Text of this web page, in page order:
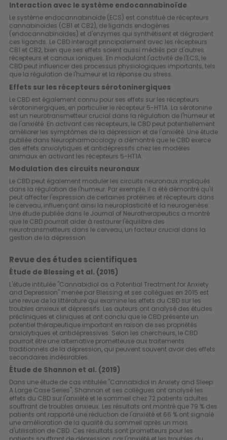
Interaction avec le système endocannabinoïde
Le système endocannabinoïde (ECS) est constitué de récepteurs
cannabinoïdes (CB1 et CB2), de ligands endogènes
(endocannabinoïdes) et d'enzymes qui synthétisent et dégradent
ces ligands. Le CBD interagit principalement avec les récepteurs
CB1 et CB2, bien que ses effets soient aussi médiés par d'autres
récepteurs et canaux ioniques. En modulant l'activité de l'ECS, le
CBD peut influencer des processus physiologiques importants, tels
que la régulation de l'humeur et la réponse au stress.
Effets sur les récepteurs sérotoninergiques
Le CBD est également connu pour ses effets sur les récepteurs
sérotoninergiques, en particulier le récepteur 5-HT1A. La sérotonine
est un neurotransmetteur crucial dans la régulation de l'humeur et
de l'anxiété. En activant ces récepteurs, le CBD peut potentiellement
améliorer les symptômes de la dépression et de l'anxiété. Une étude
publiée dans Neuropharmacology a démontré que le CBD exerce
des effets anxiolytiques et antidépressifs chez les modèles
animaux en activant les récepteurs 5-HT1A.
Modulation des circuits neuronaux
Le CBD peut également moduler les circuits neuronaux impliqués
dans la régulation de l'humeur. Par exemple, il a été démontré qu'il
peut affecter l'expression de certaines protéines et récepteurs dans
le cerveau, influençant ainsi la neuroplasticité et la neurogenèse.
Une étude publiée dans le Journal of Neurotherapeutics a montré
que le CBD pourrait aider à restaurer l'équilibre des
neurotransmetteurs dans le cerveau, un facteur crucial dans la
gestion de la dépression.
Revue des études scientifiques
Étude de Blessing et al. (2015)
L'étude intitulée "Cannabidiol as a Potential Treatment for Anxiety
and Depression" menée par Blessing et ses collègues en 2015 est
une revue de la littérature qui examine les effets du CBD sur les
troubles anxieux et dépressifs. Les auteurs ont analysé des études
précliniques et cliniques et ont conclu que le CBD présente un
potentiel thérapeutique important en raison de ses propriétés
anxiolytiques et antidépressives. Selon les chercheurs, le CBD
pourrait être une alternative prometteuse aux traitements
traditionnels de la dépression, qui peuvent souvent avoir des effets
secondaires indésirables.
Étude de Shannon et al. (2019)
Dans une étude de cas intitulée "Cannabidiol in Anxiety and Sleep:
A Large Case Series", Shannon et ses collègues ont analysé les
effets du CBD sur l'anxiété et le sommeil chez 72 patients adultes
souffrant de troubles anxieux. Les résultats ont montré que 79 % des
patients ont rapporté une réduction de l'anxiété et 66 % ont signalé
une amélioration de la qualité du sommeil après un mois
d'utilisation de CBD. Ces résultats sont prometteurs pour les